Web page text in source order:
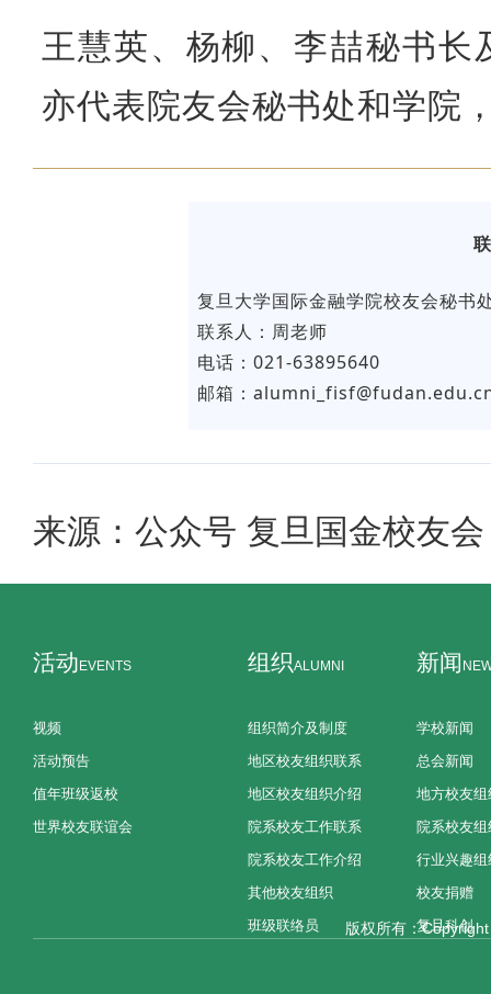
王慧英、杨柳、李喆秘书
亦代表院友会秘书处和学院
复旦大学国际金融学院校友会秘书
联系人：周老师
电话：021-63895640
邮箱：
来源：公众号 复旦国金校友会
活动 EVENTS
视频
活动预告
值年班级返校
世界校友联谊会
组织ALUMNI
组织简介及制度
地区校友组织联系
地区校友组织介绍
院系校友工作联系
院系校友工作介绍
其他校友组织
班级联络员
新闻
学校新闻
总会新闻
地方校友组
院系校友组
行业兴趣组
校友捐赠
复旦科创
版权所有：